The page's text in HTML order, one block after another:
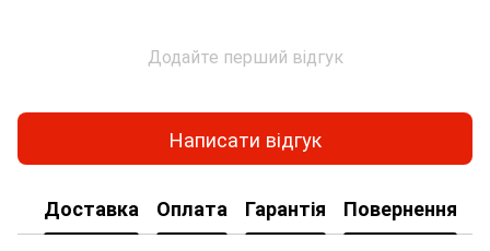
Додайте перший відгук
Написати відгук
Доставка Оплата Гарантія Повернення